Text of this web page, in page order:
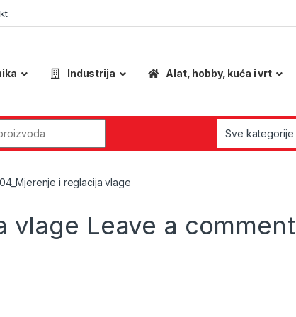
Industrija Alat, hobby, kuća i vrt
04_Mjerenje i reglacija vlage
vlage Leave a comment